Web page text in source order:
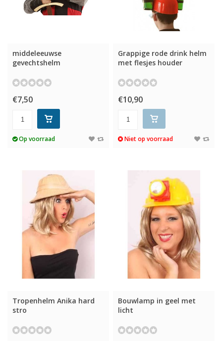
middeleeuwse
gevechtshelm
€7,50
Op voorraad
Grappige rode drink helm
met flesjes houder
€10,90
Niet op voorraad
Tropenhelm Anika hard
stro
Bouwlamp in geel met
licht